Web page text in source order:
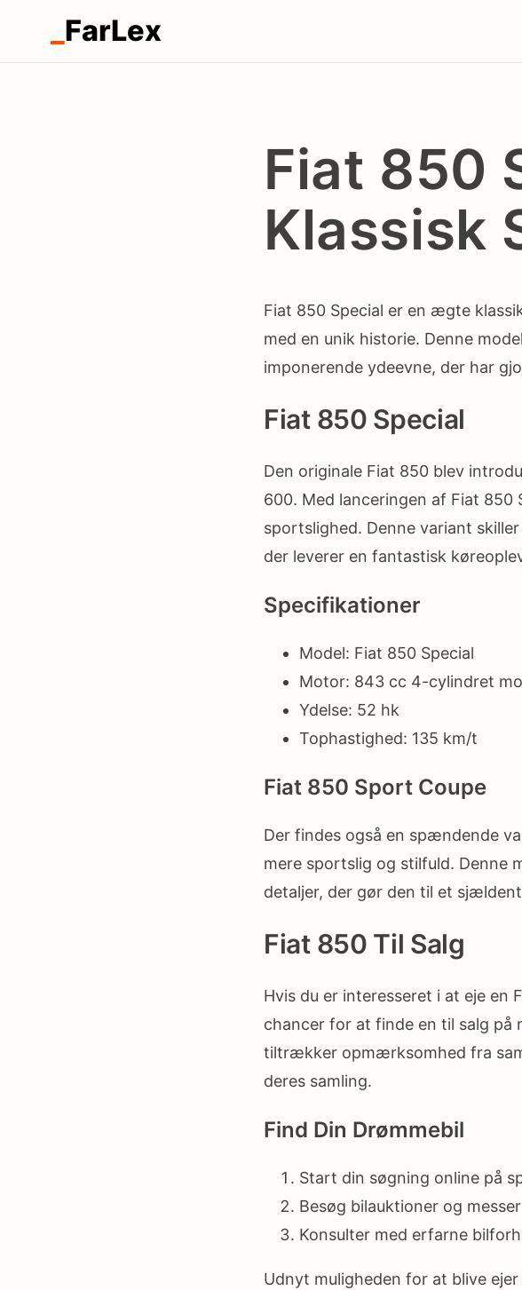
FarLex
Fiat 850
Klassisk
Fiat 850 Special er en ægte
med en unik historie. Denne
imponerende ydeevne, der har
Fiat 850 Special
Den originale Fiat 850 blev
600. Med lanceringen af ​​Fiat 850
sportslighed. Denne variant
der leverer en fantastisk
Specifikationer
Model: Fiat 850 Special
Motor: 843 cc 4-cylindret
Ydelse: 52 hk
Tophastighed: 135 km/t
Fiat 850 Sport Coupe
Der findes også en spændende
mere sportslig og stilfuld. Denne
detaljer, der gør den til et
Fiat 850 Til Salg
Hvis du er interesseret i at eje en
chancer for at finde en til salg på
tiltrækker opmærksomhed fra
deres samling.
Find Din Drømmebil
Start din søgning online på
Besøg bilauktioner og
Konsulter med erfarne
Udnyt muligheden for at blive